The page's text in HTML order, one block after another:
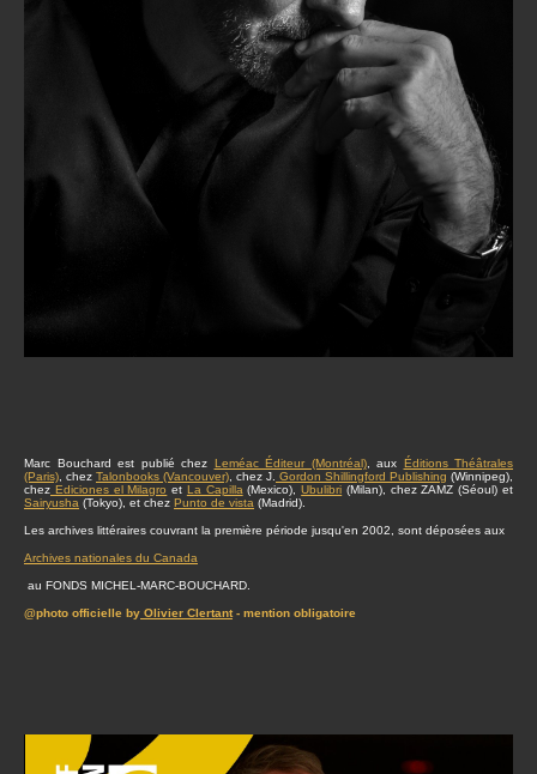
Marc Bouchard est publié chez Leméac Éditeur (Montréal), aux Éditions Théâtrales
(Paris) , chez Talonbooks (Vancouver) , chez J. Gordon Shillingford Publishing (Winnipeg),
chez Ediciones el Milagro et La Capilla (Mexico),Ubulibri (Milan), chez ZAMZ (Séoul) et
Sairyusha (Tokyo), et chez Punto de vista (Madrid).
Les archives littéraires couvrant la première période jusqu'en 2002, sont déposées aux
Archives nationales du Canada
au FONDS MICHEL-MARC-BOUCHARD.
@photo officielle by Olivier Clertant- mention obligatoire